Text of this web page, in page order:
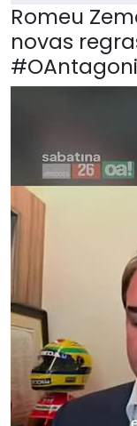
Romeu
novas